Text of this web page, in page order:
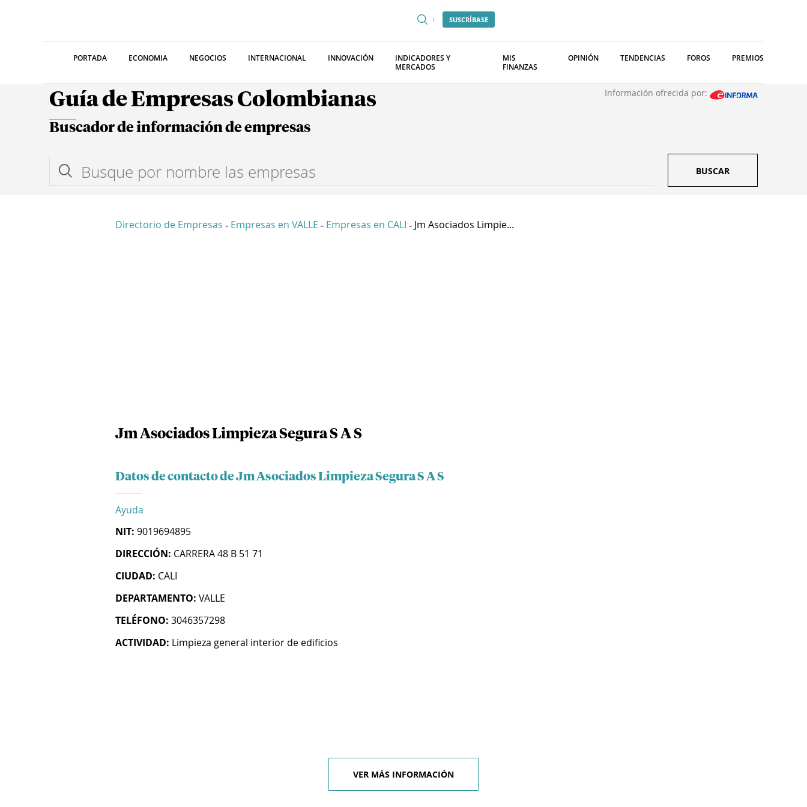
SUSCRÍBASE
PORTADA ECONOMIA NEGOCIOS INTERNACIONAL INNOVACIÓN
INDICADORES Y
MERCADOS
MIS
FINANZAS
OPINIÓN TENDENCIAS FOROS PREMIOS
Guía de Empresas Colombianas Información ofrecida por:
Buscador de información de empresas
BUSCAR
Directorio de Empresas - Empresas en VALLE - Empresas en CALI - Jm Asociados Limpie...
Jm Asociados Limpieza Segura S A S
Datos de contacto de Jm Asociados Limpieza Segura S A S
Ayuda
NIT: 9019694895
DIRECCIÓN: CARRERA 48 B 51 71
CIUDAD: CALI
DEPARTAMENTO: VALLE
TELÉFONO: 3046357298
ACTIVIDAD: Limpieza general interior de edificios
VER MÁS INFORMACIÓN